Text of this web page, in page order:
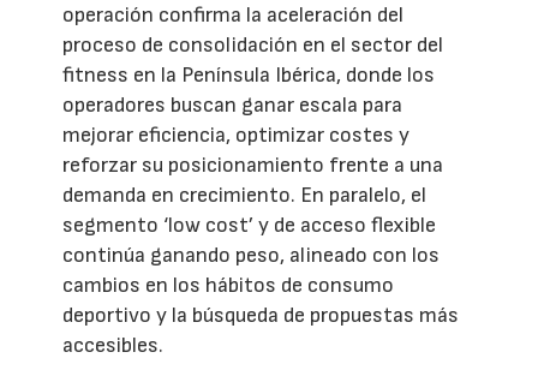
operación confirma la aceleración del
proceso de consolidación en el sector del
fitness en la Península Ibérica, donde los
operadores buscan ganar escala para
mejorar eficiencia, optimizar costes y
reforzar su posicionamiento frente a una
demanda en crecimiento. En paralelo, el
segmento ‘low cost’ y de acceso flexible
continúa ganando peso, alineado con los
cambios en los hábitos de consumo
deportivo y la búsqueda de propuestas más
accesibles.